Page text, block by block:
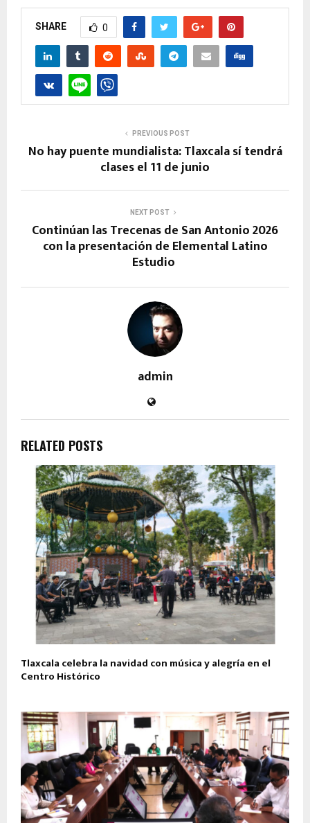
SHARE 0
PREVIOUS POST
No hay puente mundialista: Tlaxcala sí tendrá
clases el 11 de junio
NEXT POST
Continúan las Trecenas de San Antonio 2026
con la presentación de Elemental Latino
Estudio
admin
RELATED POSTS
Tlaxcala celebra la navidad con música y alegría en el
Centro Histórico